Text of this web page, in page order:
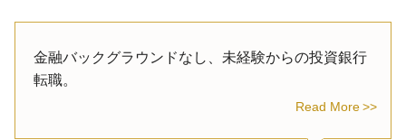
金融バックグラウンドなし、未経験からの投資銀行
転職。
Read More